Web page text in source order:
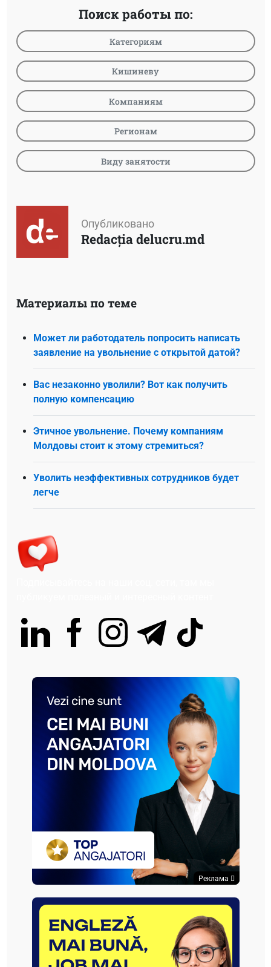
Поиск работы по:
Категориям
Кишиневу
Компаниям
Регионам
Виду занятости
Опубликовано
Redacția delucru.md
Материалы по теме
Может ли работодатель попросить написать
заявление на увольнение с открытой датой?
Вас незаконно уволили? Вот как получить
полную компенсацию
Этичное увольнение. Почему компаниям
Молдовы стоит к этому стремиться?
Уволить неэффективных сотрудников будет
легче
Реклама